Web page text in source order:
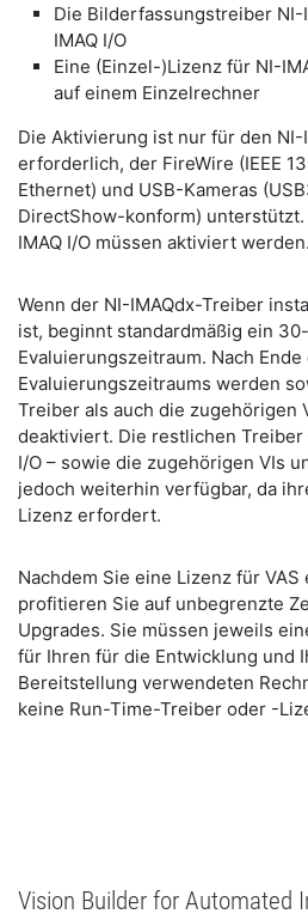
Die Bilderfassungstreiber NI-
IMAQ I/O
Eine (Einzel-)Lizenz für NI-
auf einem Einzelrechner
Die Aktivierung ist nur für den NI-
erforderlich, der FireWire (IEEE
Ethernet) und USB-Kameras
DirectShow-konform) unterstützt.
IMAQ I/O müssen aktiviert werden.
Wenn der NI-IMAQdx-Treiber
ist, beginnt standardmäßig ein
Evaluierungszeitraum. Nach
Evaluierungszeitraums werden
Treiber als auch die zugehörigen
deaktiviert. Die restlichen Treiber
I/O – sowie die zugehörigen VIs
jedoch weiterhin verfügbar, da
Lizenz erfordert.
Nachdem Sie eine Lizenz für
profitieren Sie auf unbegrenzte
Upgrades. Sie müssen jeweils
für Ihren für die Entwicklung und
Bereitstellung verwendeten
keine Run-Time-Treiber oder -
Vision Builder for Automated